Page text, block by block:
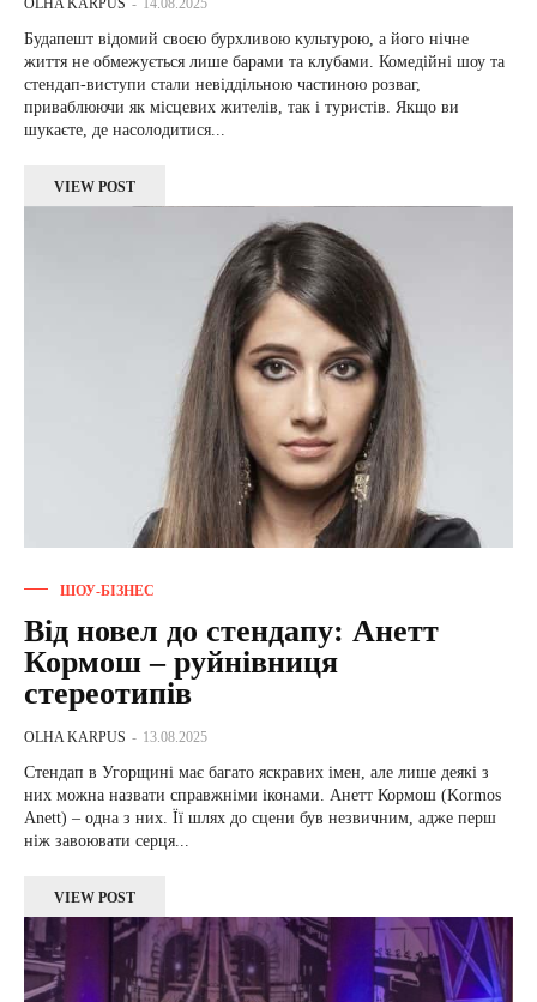
Будапешт відомий своєю бурхливою культурою, а його нічне
життя не обмежується лише барами та клубами. Комедійні шоу та
стендап-виступи стали невіддільною частиною розваг,
приваблюючи як місцевих жителів, так і туристів. Якщо ви
шукаєте, де насолодитися...
VIEW POST
ШОУ-БІЗНЕС
Від новел до стендапу: Анетт
Кормош – руйнівниця
стереотипів
OLHA KARPUS - 13.08.2025
Стендап в Угорщині має багато яскравих імен, але лише деякі з
них можна назвати справжніми іконами. Анетт Кормош (Kormos
Anett) – одна з них. Її шлях до сцени був незвичним, адже перш
ніж завоювати серця...
VIEW POST